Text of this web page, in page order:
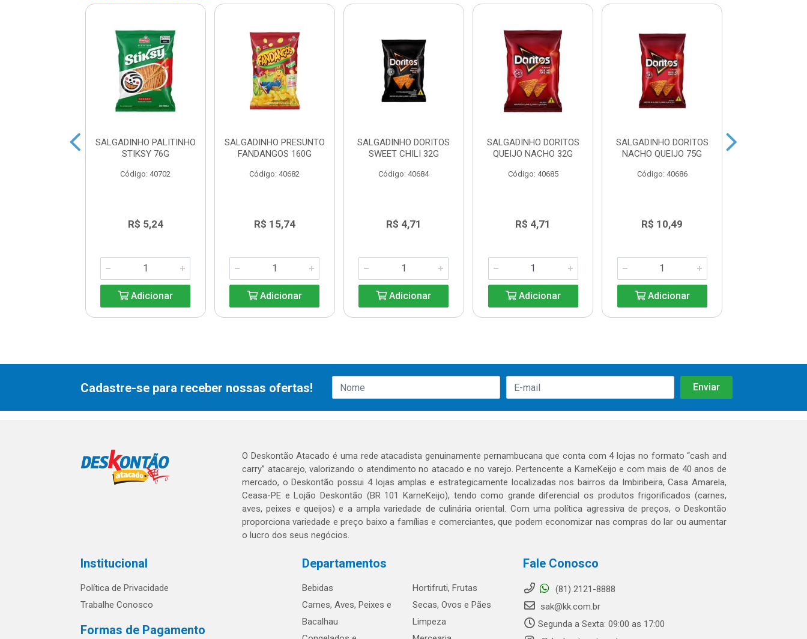
SALGADINHO PALITINHO
STIKSY 76G
Código: 40702
R$ 5,24
Adicionar
SALGADINHO PRESUNTO
FANDANGOS 160G
Código: 40682
R$ 15,74
Adicionar
SALGADINHO DORITOS
SWEET CHILI 32G
Código: 40684
R$ 4,71
Adicionar
SALGADINHO DORITOS
QUEIJO NACHO 32G
Código: 40685
R$ 4,71
Adicionar
SALGADINHO DORITOS
NACHO QUEIJO 75G
Código: 40686
R$ 10,49
Adicionar
Cadastre-se para receber nossas ofertas!
O Deskontão Atacado é uma rede atacadista genuinamente pernambucana que conta com 4 lojas no formato “cash and
carry” atacarejo, valorizando o atendimento no atacado e no varejo. Pertencente a KarneKeijo e com mais de 40 anos de
mercado, o Deskontão possui 4 lojas amplas e estrategicamente localizadas nos bairros da Imbiribeira, Casa Amarela,
Ceasa-PE e Lojão Deskontão (BR 101 KarneKeijo), tendo como grande diferencial os produtos frigorificados (carnes,
aves, peixes e queijos) e a ampla variedade de culinária oriental. Com uma política agressiva de preços, o Deskontão
proporciona variedade e preço baixo a famílias e comerciantes, que podem economizar nas compras do lar ou aumentar
o lucro dos seus negócios.
Institucional
Política de Privacidade
Trabalhe Conosco
Formas de Pagamento
Departamentos
Bebidas
Carnes, Aves, Peixes e
Bacalhau
Hortifruti, Frutas
Secas, Ovos e Pães
Limpeza
Fale Conosco
(81) 2121-8888
sak@kk.com.br
Segunda a Sexta: 09:00 as 17:00